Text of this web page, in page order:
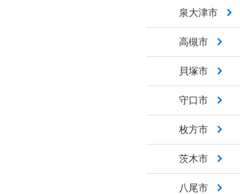
泉大津市
高槻市
貝塚市
守口市
枚方市
茨木市
八尾市